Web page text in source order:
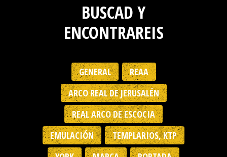
BUSCAD Y
ENCONTRAREIS
GENERAL
REAA
ARCO REAL DE JERUSALÉN
REAL ARCO DE ESCOCIA
EMULACIÓN
TEMPLARIOS, KTP